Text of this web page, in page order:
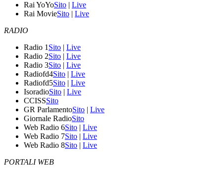
Rai YoYoSito | Live
Rai MovieSito | Live
RADIO
Radio 1 Sito | Live
Radio 2Sito | Live
Radio 3Sito | Live
Radiofd4Sito | Live
Radiofd5Sito | Live
IsoradioSito | Live
CCISSSito
GR ParlamentoSito | Live
Giornale RadioSito
Web Radio 6Sito | Live
Web Radio 7Sito | Live
Web Radio 8Sito | Live
PORTALI WEB